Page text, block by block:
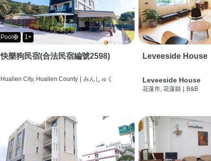
Pool🛟 1+
快樂狗民宿(合法民宿編號2598)
Hualien City, Hualien County | みんしゅく
Leveeside House
Leveeside House
花蓮市, 花蓮縣 | B&B